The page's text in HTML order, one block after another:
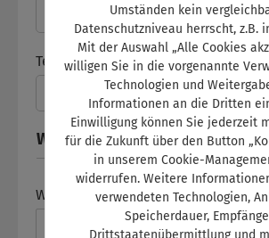
Telefax
Weitere Angaben
Wir sind *
Umständen kein
Datenschutzniveau herrscht, z.B.
Mit der Auswahl „Alle Cookies
willigen Sie in die vorgenannte
Technologien und
Informationen an die Dritten
Einwilligung können Sie jederzeit
für die Zukunft über den Button
in unserem Cookie-
widerrufen. Weitere
verwendeten Technologien,
Speicherdauer,
Drittstaatenübermittlung und